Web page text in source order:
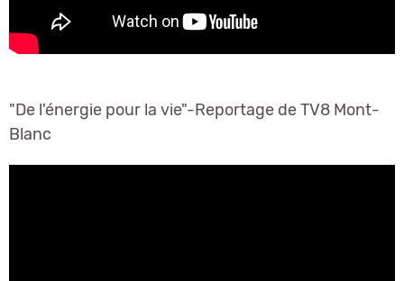
"De l'énergie pour la vie"-Reportage de TV8 Mont-
Blanc